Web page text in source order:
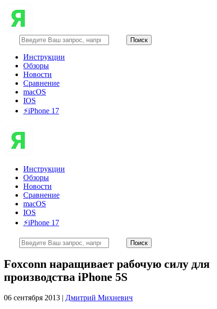
Инструкции
Обзоры
Новости
Сравнение
macOS
IOS
⚡️iPhone 17
Инструкции
Обзоры
Новости
Сравнение
macOS
IOS
⚡️iPhone 17
Foxconn наращивает рабочую силу для
производства iPhone 5S
06 сентября 2013 | Дмитрий Михневич